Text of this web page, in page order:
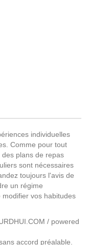
individuelles
Comme pour tout
plans de repas
sont nécessaires
toujours l'avis de
un régime
vos habitudes
/ powered
accord préalable.